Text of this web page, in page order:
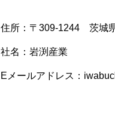
住所：〒309-1244 茨城
社名：岩渕産業
Eメールアドレス：